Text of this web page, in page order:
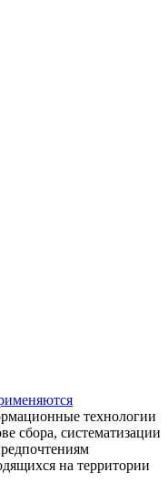
технологии
сбора, систематизации
на территории